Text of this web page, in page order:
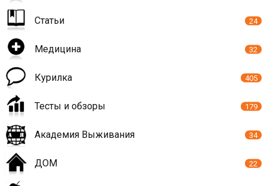
Статьи 24
Медицина 32
Курилка 405
Тесты и обзоры 179
Академия Выживания 34
ДОМ 22